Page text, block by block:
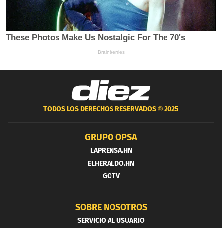
TODOS LOS DERECHOS RESERVADOS ®2025
GRUPO OPSA
LAPRENSA.HN
ELHERALDO.HN
GOTV
SOBRE NOSOTROS
SERVICIO AL USUARIO